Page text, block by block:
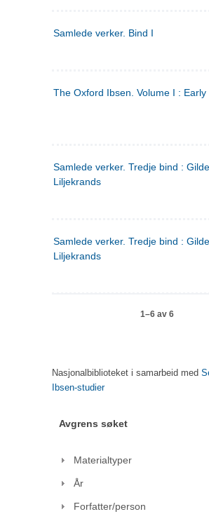
Samlede verker. Bind I
The Oxford Ibsen. Volume I : Early
Samlede verker. Tredje bind :
Liljekrands
Samlede verker. Tredje bind :
Liljekrands
1–6 av 6
Nasjonalbiblioteket i samarbeid med
Ibsen-studier
Avgrens søket
Materialtyper
År
Forfatter/person